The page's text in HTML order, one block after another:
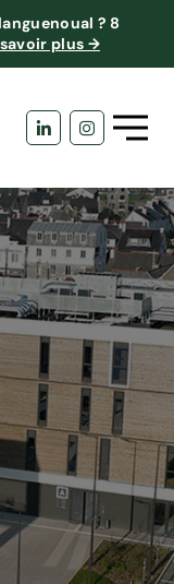
? 8
savoir plus →